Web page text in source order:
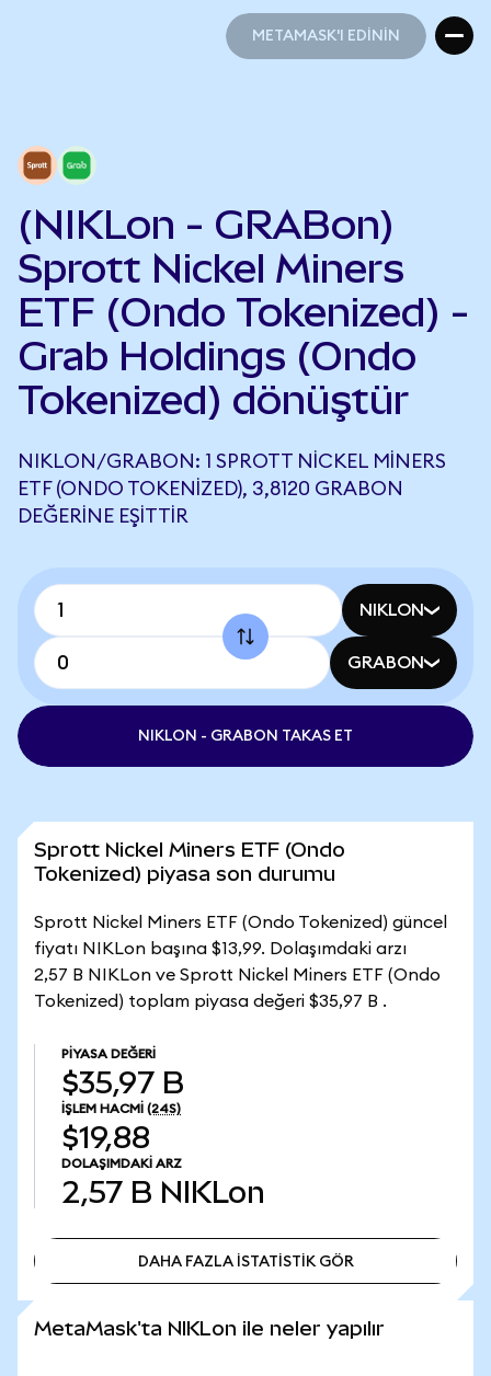
METAMASK'I EDİNİN
(NIKLon - GRABon)
Sprott Nickel Miners
ETF (Ondo Tokenized) -
Grab Holdings (Ondo
Tokenized) dönüştür
NIKLON/GRABON: 1 SPROTT NICKEL MINERS
ETF (ONDO TOKENIZED), 3,8120 GRABON
DEĞERINE EŞITTIR
NIKLON
GRABON
NIKLON - GRABON TAKAS ET
Sprott Nickel Miners ETF (Ondo
Tokenized) piyasa son durumu
Sprott Nickel Miners ETF (Ondo Tokenized) güncel
fiyatı NIKLon başına $13,99. Dolaşımdaki arzı
2,57 B NIKLon ve Sprott Nickel Miners ETF (Ondo
Tokenized) toplam piyasa değeri $35,97 B .
PIYASA DEĞERI
$35,97 B
İŞLEM HACMI (24S)
$19,88
DOLAŞIMDAKI ARZ
2,57 B NIKLon
DAHA FAZLA İSTATİSTİK GÖR
MetaMask'ta NIKLon ile neler yapılır